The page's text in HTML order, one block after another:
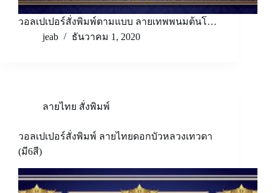
วอลเปเปอร์สั่งพิมพ์ตามแบบ ลายเทพพนมต้นโ…
jeab
ธันวาคม 1, 2020
ลายไทย สั่งพิมพ์
วอลเปเปอร์สั่งพิมพ์ ลายไทยดอกบัวหลวงเทวดา
(มี6สี)